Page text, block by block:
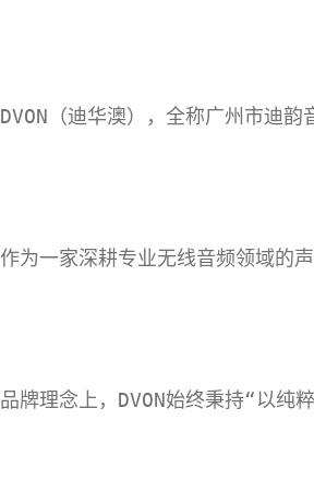
DVON（迪华澳），全称广州市迪
作为一家深耕专业无线音频领域的
品牌理念上，DVON始终秉持“以纯